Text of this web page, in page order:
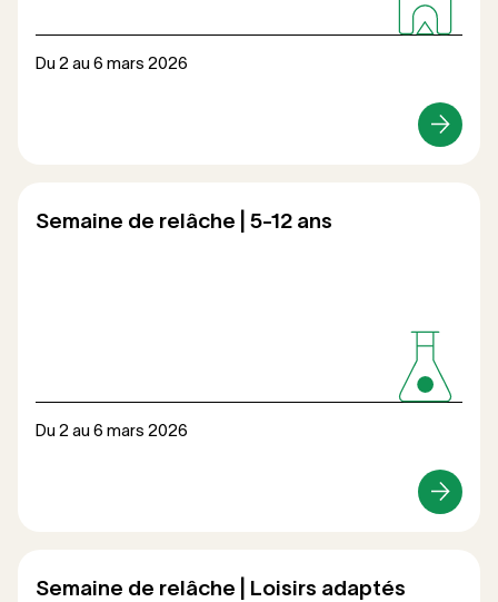
Du 2 au 6 mars 2026
Loisirs
Semaine de relâche | 5-12 ans
Du 2 au 6 mars 2026
Loisirs
Semaine de relâche | Loisirs adaptés